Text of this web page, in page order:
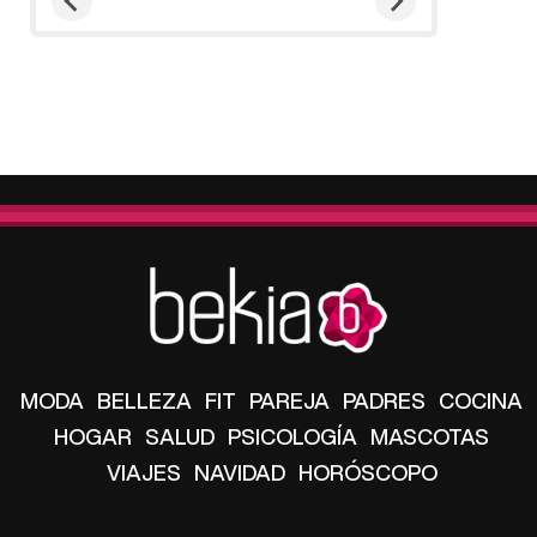
MODA BELLEZA FIT PAREJA PADRES COCINA
HOGAR SALUD PSICOLOGÍA MASCOTAS
VIAJES NAVIDAD HORÓSCOPO